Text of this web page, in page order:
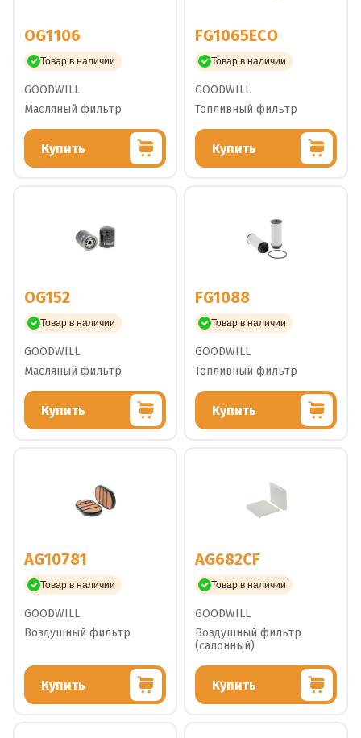
OG1106
Товар в наличии
GOODWILL
Масляный фильтр
Купить
FG1065ECO
Товар в наличии
GOODWILL
Топливный фильтр
Купить
OG152
Товар в наличии
GOODWILL
Масляный фильтр
Купить
FG1088
Товар в наличии
GOODWILL
Топливный фильтр
Купить
AG10781
Товар в наличии
GOODWILL
Воздушный фильтр
Купить
AG682CF
Товар в наличии
GOODWILL
Воздушный фильтр
(салонный)
Купить